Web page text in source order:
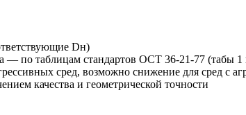
Dн)
— по таблицам стандартов ОСТ 36-21-77 (табы 1
сред, возможно снижение для сред с
качества и геометрической точности